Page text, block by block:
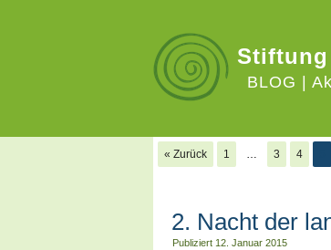
BLOG |
« Zurück 1 … 3 4
2. Nacht der
Publiziert 12. Januar 2015